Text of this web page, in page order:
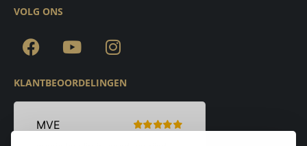
VOLG ONS
KLANTBEOORDELINGEN